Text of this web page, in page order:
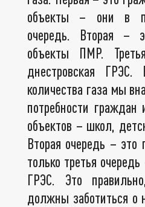
объекты – они в
очередь. Вторая –
объекты ПМР.
днестровская
количества газа мы
потребности
объектов – школ,
Вторая очередь –
только третья
ГРЭС. Это
должны заботиться о